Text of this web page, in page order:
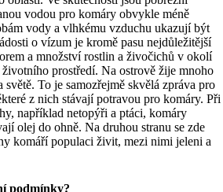
vodou pro komáry obvykle méně
vody a vlhkému vzduchu ukazují být
o vízum je kromě pasu nejdůležitější
a množství rostlin a živočichů v okolí
prostředí. Na ostrově žije mnoho
To je samozřejmě skvělá zpráva pro
z nich stávají potravou pro komáry. Při
například netopýři a ptáci, komáry
olej do ohně. Na druhou stranu se zde
komáří populaci živit, mezi nimi jeleni a
podmínky?